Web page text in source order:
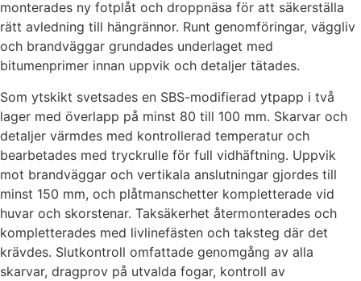
monterades ny fotplåt och droppnäsa för att säkerställa
rätt avledning till hängrännor. Runt genomföringar, väggliv
och brandväggar grundades underlaget med
bitumenprimer innan uppvik och detaljer tätades.
Som ytskikt svetsades en SBS-modifierad ytpapp i två
lager med överlapp på minst 80 till 100 mm. Skarvar och
detaljer värmdes med kontrollerad temperatur och
bearbetades med tryckrulle för full vidhäftning. Uppvik
mot brandväggar och vertikala anslutningar gjordes till
minst 150 mm, och plåtmanschetter kompletterade vid
huvar och skorstenar. Taksäkerhet återmonterades och
kompletterades med livlinefästen och taksteg där det
krävdes. Slutkontroll omfattade genomgång av alla
skarvar, dragprov på utvalda fogar, kontroll av